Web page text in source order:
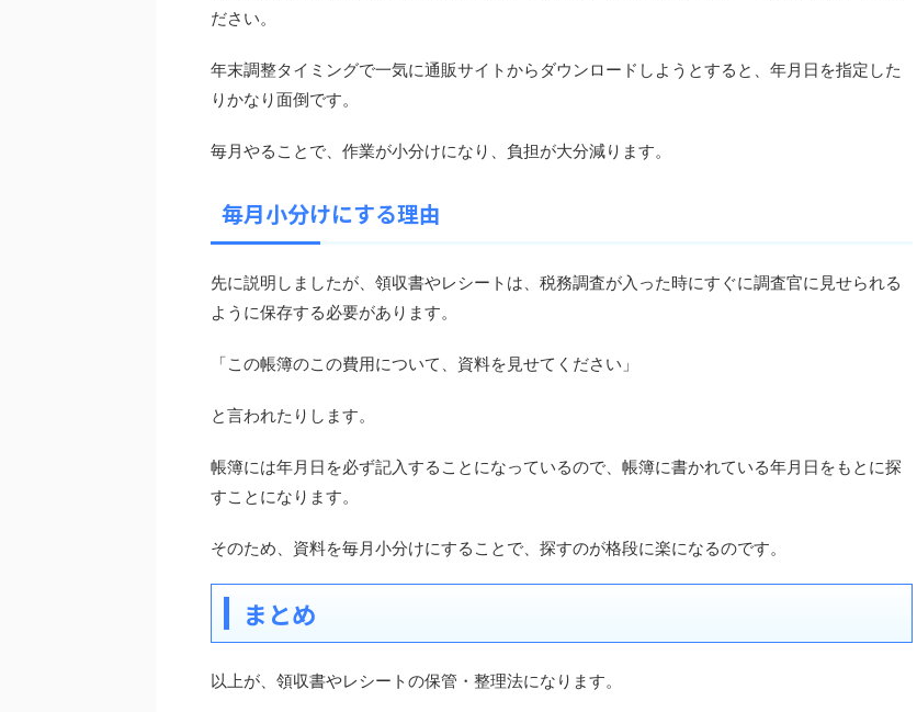
ださい。
年末調整タイミングで一気に通販サイトからダウンロードしようとすると、年月日を指定した
りかなり面倒です。
毎月やることで、作業が小分けになり、負担が大分減ります。
毎月小分けにする理由
先に説明しましたが、領収書やレシートは、税務調査が入った時にすぐに調査官に見せられる
ように保存する必要があります。
「この帳簿のこの費用について、資料を見せてください」
と言われたりします。
帳簿には年月日を必ず記入することになっているので、帳簿に書かれている年月日をもとに探
すことになります。
そのため、資料を毎月小分けにすることで、探すのが格段に楽になるのです。
まとめ
以上が、領収書やレシートの保管・整理法になります。